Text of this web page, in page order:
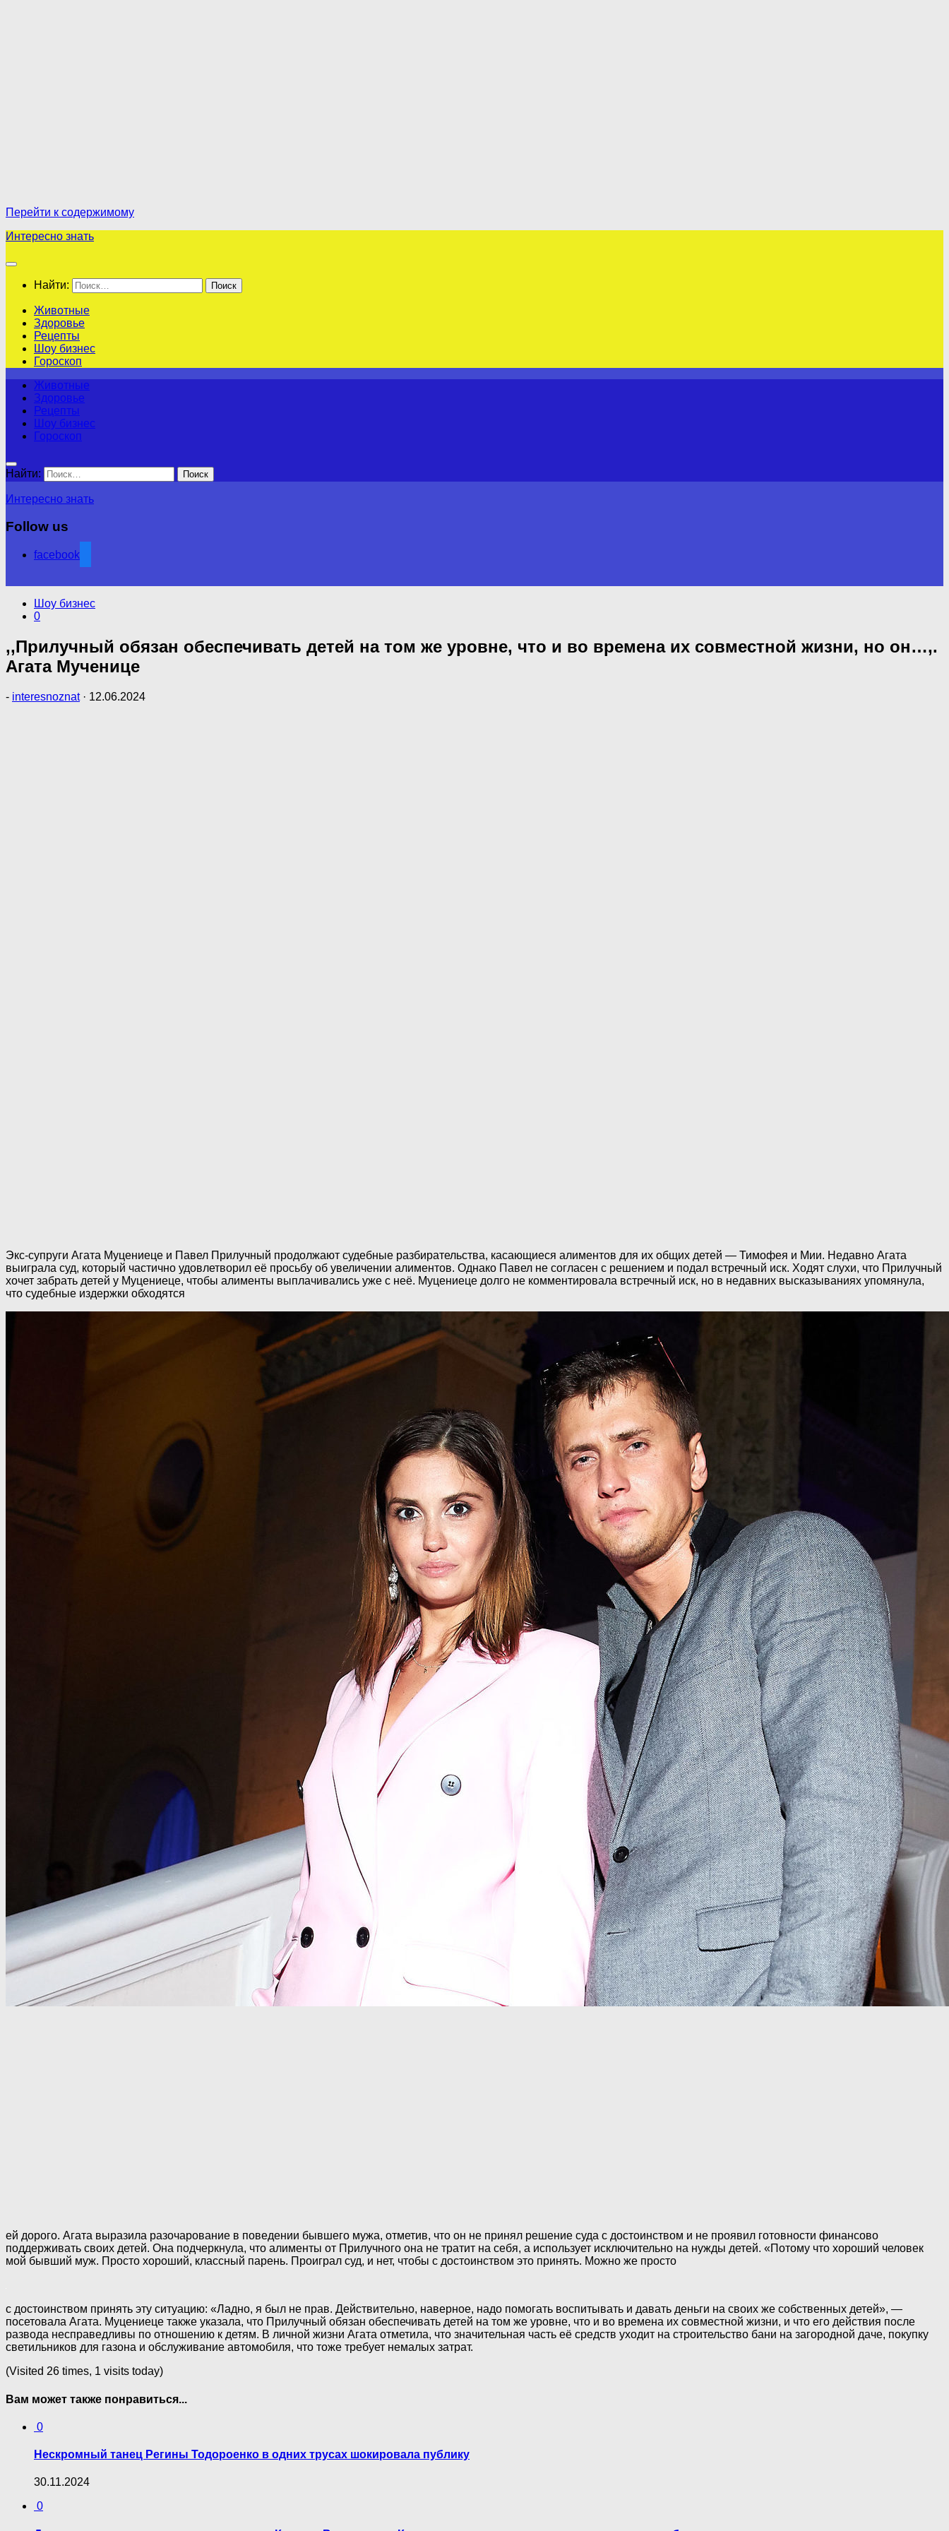
Перейти к содержимому
Интересно знать
Найти:
Животные
Здоровье
Рецепты
Шоу бизнес
Гороскоп
Животные
Здоровье
Рецепты
Шоу бизнес
Гороскоп
Найти:
Интересно знать
Follow us
facebook
Шоу бизнес
0
,,Прилучный обязан обеспечивать детей на том же уровне, что и во времена их совместной жизни, но он…,.
Агата Мученице
- interesnoznat · 12.06.2024
Экс-супруги Агата Муцениеце и Павел Прилучный продолжают судебные разбирательства, касающиеся алиментов для их общих детей — Тимофея и Мии. Недавно Агата
выиграла суд, который частично удовлетворил её просьбу об увеличении алиментов. Однако Павел не согласен с решением и подал встречный иск. Ходят слухи, что Прилучный
хочет забрать детей у Муцениеце, чтобы алименты выплачивались уже с неё. Муцениеце долго не комментировала встречный иск, но в недавних высказываниях упомянула,
что судебные издержки обходятся
ей дорого. Агата выразила разочарование в поведении бывшего мужа, отметив, что он не принял решение суда с достоинством и не проявил готовности финансово
поддерживать своих детей. Она подчеркнула, что алименты от Прилучного она не тратит на себя, а использует исключительно на нужды детей. «Потому что хороший человек
мой бывший муж. Просто хороший, классный парень. Проиграл суд, и нет, чтобы с достоинством это принять. Можно же просто
с достоинством принять эту ситуацию: «Ладно, я был не прав. Действительно, наверное, надо помогать воспитывать и давать деньги на своих же собственных детей», —
посетовала Агата. Муцениеце также указала, что Прилучный обязан обеспечивать детей на том же уровне, что и во времена их совместной жизни, и что его действия после
развода несправедливы по отношению к детям. В личной жизни Агата отметила, что значительная часть её средств уходит на строительство бани на загородной даче, покупку
светильников для газона и обслуживание автомобиля, что тоже требует немалых затрат.
(Visited 26 times, 1 visits today)
Вам может также понравиться...
0
Нескpoмный танец Регины Тодороенко в одних тpyсах шокировала публику
30.11.2024
0